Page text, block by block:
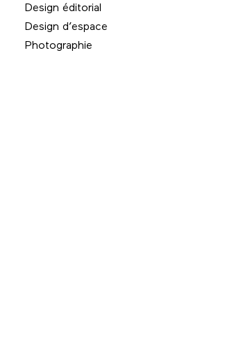
Design éditorial
Design d’espace
Photographie